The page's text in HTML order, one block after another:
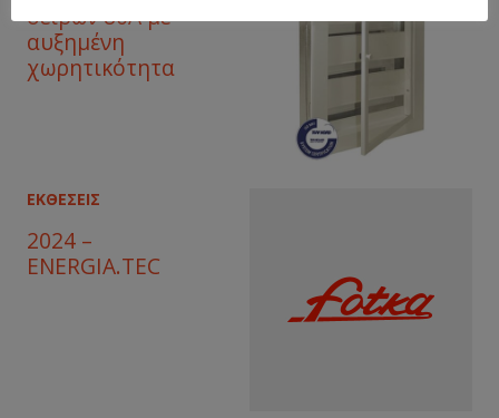
σειρών 80Α με
αυξημένη
χωρητικότητα
ΕΚΘΕΣΕΙΣ
2024 –
ENERGIA.TEC